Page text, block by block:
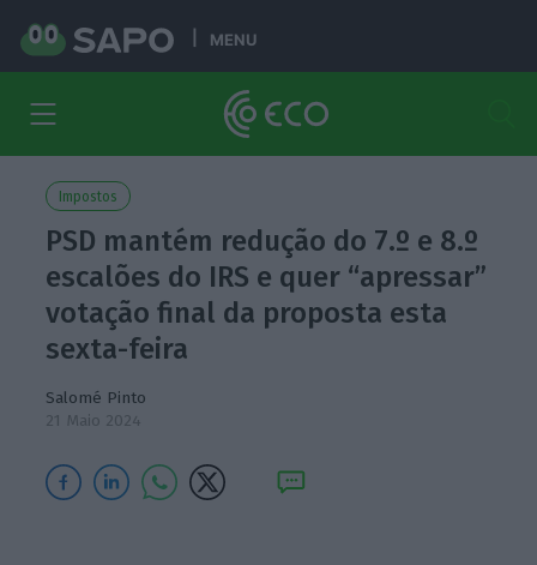
MENU
Impostos
PSD mantém redução do 7.º e 8.º
escalões do IRS e quer “apressar”
votação final da proposta esta
sexta-feira
Salomé Pinto
21 Maio 2024